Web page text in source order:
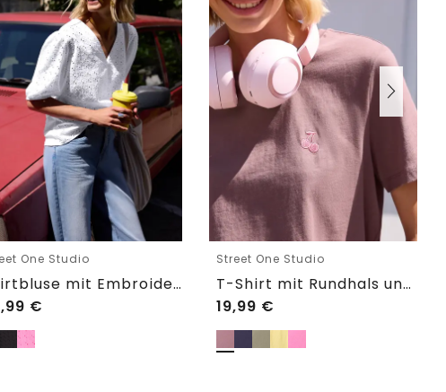
One Studio
Shirtbluse mit Embroidery-Front
€
Street One Studio
T-Shirt mit Rundhals und Embroidery-Detail
19,99 €